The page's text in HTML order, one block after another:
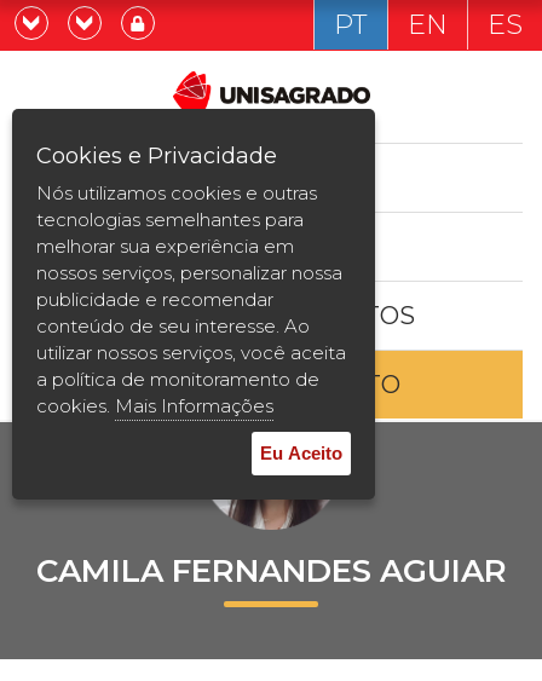
Graduação
Pós-graduação e MBA
Curta Duração
Vestibular
2ª Graduação
Transferência
Reingresso
Prouni
Já sou estudande
Quero ser estudante
PT EN ES
ESTUDE AQUI
BOLSAS E DESCONTOS
ENTRE EM CONTATO
CAMILA FERNANDES AGUIAR
Cookies e Privacidade
Nós utilizamos cookies e outras
tecnologias semelhantes para
melhorar sua experiência em
nossos serviços, personalizar nossa
publicidade e recomendar
conteúdo de seu interesse. Ao
utilizar nossos serviços, você aceita
a política de monitoramento de
cookies. Mais Informações
Eu Aceito